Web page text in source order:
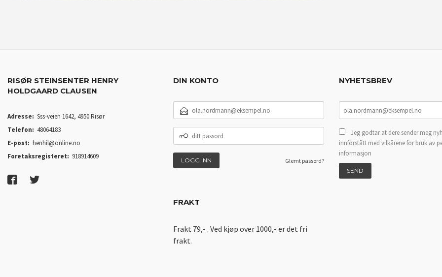
RISØR STEINSENTER HENRY
HOLDGAARD CLAUSEN
Adresse: Sss-veien 1642, 4950 Risør
Telefon: 48064183
E-post: henhil@online.no
Foretaksregisteret: 918914609
DIN KONTO
POSTADRESSE
PASSORD
Glemt passord?
FRAKT
Frakt 79,- . Ved kjøp over 1000,- er det fri
frakt.
NYHETSBREV
Jeg godtar at dere sender meg
innforstått med vilkårene for bruk av
informasjon